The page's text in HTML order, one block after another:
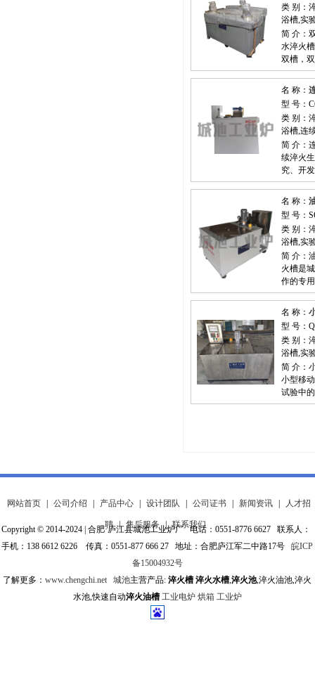
类 别：
浴槽,实
简 介：
水淬火
双槽，
名 称：
型 号：
类 别：
浴槽,连
简 介：
续淬火
究、开
名 称：
型 号：
类 别：
浴槽,实
简 介：
火槽是
作的专
名 称：
型 号：
类 别：
浴槽,实
简 介：
小型移
试验中
网站首页 公司介绍 产品中心 设计团队 公司证书 新闻资讯 人才招
聘 | 售后服务 | 联系我们
Copyright © 2014-2024 | 合肥·庐江县城池工业炉厂 电话：0551-8776 6627 联系人：
手机：138 6612 6226 传真：0551-877 666 27 地址：合肥庐江军二中路17号皖ICP
备15004932号
了解更多：www.chengchi.net 城池主营产品:淬火槽 淬火水槽,淬火池,淬火油池,淬火
水池,快速自动淬火油槽 工业电炉 烘箱 工业炉